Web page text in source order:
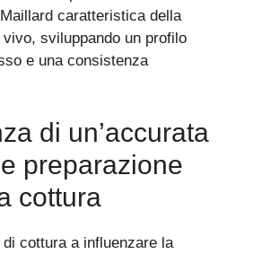
caratteristica della
sviluppando un profilo
e una consistenza
di un’accurata
preparazione
cottura
cottura a influenzare la